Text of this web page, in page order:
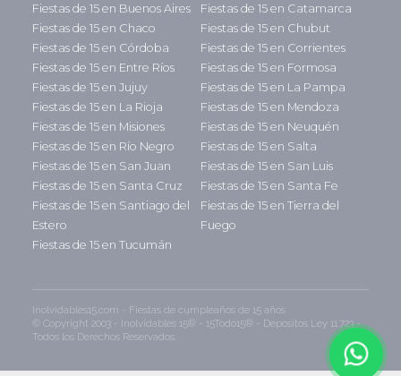
Fiestas de 15 en Buenos Aires
Fiestas de 15 en Catamarca
Fiestas de 15 en Chaco
Fiestas de 15 en Chubut
Fiestas de 15 en Córdoba
Fiestas de 15 en Corrientes
Fiestas de 15 en Entre Ríos
Fiestas de 15 en Formosa
Fiestas de 15 en Jujuy
Fiestas de 15 en La Pampa
Fiestas de 15 en La Rioja
Fiestas de 15 en Mendoza
Fiestas de 15 en Misiones
Fiestas de 15 en Neuquén
Fiestas de 15 en Río Negro
Fiestas de 15 en Salta
Fiestas de 15 en San Juan
Fiestas de 15 en San Luis
Fiestas de 15 en Santa Cruz
Fiestas de 15 en Santa Fe
Fiestas de 15 en Santiago del
Estero
Fiestas de 15 en Tierra del
Fuego
Fiestas de 15 en Tucumán
Inolvidables15.com - Fiestas de cumpleaños de 15 años
© Copyright 2003 - Inolvidables 15® - 15Todo15® - Depositos Ley 11.723 -
Todos los Derechos Reservados.